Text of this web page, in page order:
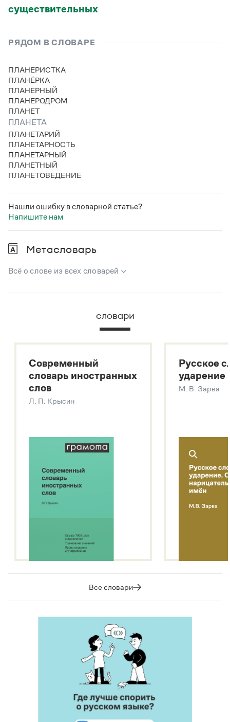
существительных
РЯДОМ В СЛОВАРЕ
ПЛАНЕРИСТКА
ПЛАНЁРКА
ПЛАНЕРНЫЙ
ПЛАНЕРОДРОМ
ПЛАНЕТ
ПЛАНЕТА
ПЛАНЕТАРИЙ
ПЛАНЕТАРНОСТЬ
ПЛАНЕТАРНЫЙ
ПЛАНЕТНЫЙ
ПЛАНЕТОВЕДЕНИЕ
Нашли ошибку в словарной статье?
Напишите нам
Метасловарь
Всё о слове из всех словарей
В метасловаре Грамоты в удобном виде собрана вся
Русский орфографический словарь
Большой толковый словарь русских глаголов
Современный словарь иностранных слов
Звук – технология синтеза платформы
SaluteSpeech
словари
Современный
словарь иностранных
слов
Л. П. Крысин
Русское
ударение
М. В. Зарва
Все словари